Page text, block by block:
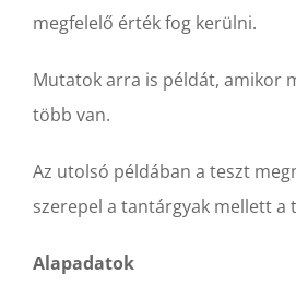
megfelelő érték fog kerülni.
Mutatok arra is példát, amikor
több van.
Az utolsó példában a teszt
szerepel a tantárgyak mellett a
Alapadatok